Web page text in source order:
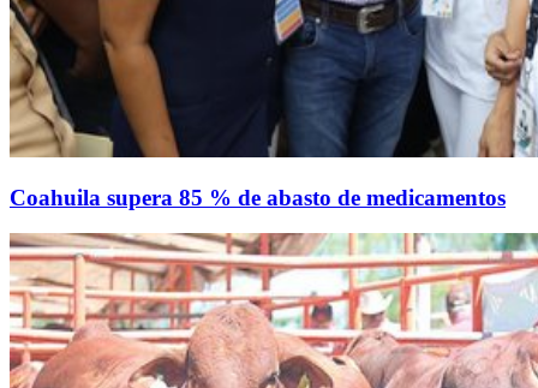
Coahuila supera 85 % de abasto de medicamentos